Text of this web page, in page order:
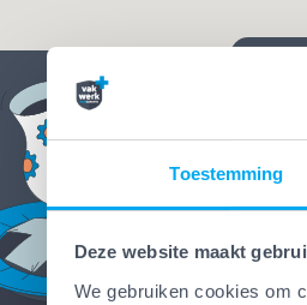
Toestemming
Deze website maakt
We gebruiken cookies om